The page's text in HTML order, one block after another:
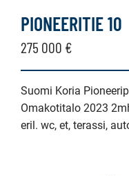
PIONEERITIE 10
275 000 €
Suomi Koria
Omakotitalo 2023
eril. wc, et, terassi,